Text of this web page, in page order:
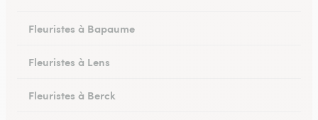
Fleuristes à Bapaume
Fleuristes à Lens
Fleuristes à Berck